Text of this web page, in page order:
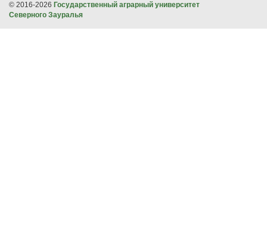
© 2016-2026 Государственный аграрный университет
Северного Зауралья